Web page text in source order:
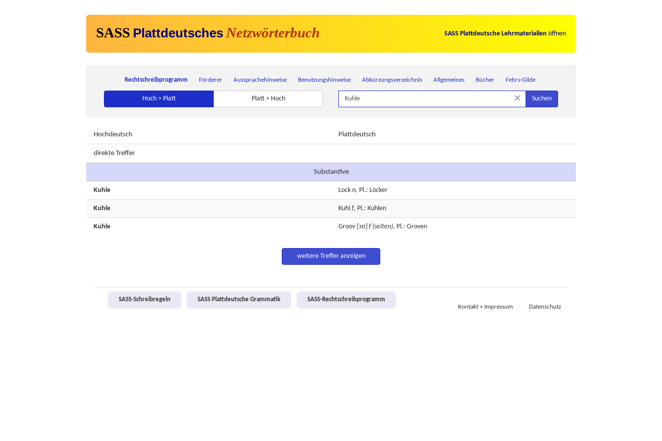
SASS Plattdeutsches Netzwörterbuch SASS Plattdeutsche Lehrmaterialien öffnen
Rechtschreibprogramm Förderer Aussprachehinweise Benutzungshinweise Abkürzungsverzeichnis Allgemeines Bücher Fehrs-Gilde
Hoch > Platt Platt > Hoch × Suchen
Hochdeutsch Plattdeutsch
direkte Treffer
Substantive
Kuhle Lock n, Pl.: Löcker
Kuhle Kuhl f, Pl.: Kuhlen
Kuhle Groov [ɔʊ] f (selten), Pl.: Groven
weitere Treffer anzeigen
SASS-Schreibregeln SASS Plattdeutsche Grammatik
SASS-Rechtschreibprogramm
Kontakt + Impressum
Datenschutz